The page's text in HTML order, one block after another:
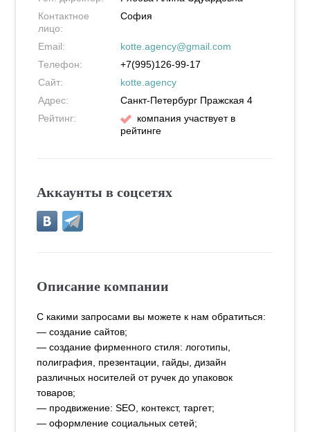
Контактное
лицо:
София
Email:
kotte.agency@gmail.com
Телефон:
+7(995)126-99-17
Сайт:
kotte.agency
Адрес:
Санкт-Петербург Пражская 4
Рейтинг:
компания участвует в
рейтинге
Аккаунты в соцсетях
Описание компании
С какими запросами вы можете к нам обратиться:
— создание сайтов;
— создание фирменного стиля: логотипы,
полиграфия, презентации, гайды, дизайн
различных носителей от ручек до упаковок
товаров;
— продвижение: SEO, контекст, таргет;
— оформление социальных сетей;